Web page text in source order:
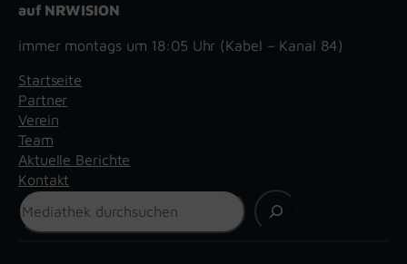
auf NRWISION
immer montags um 18:05 Uhr (Kabel – Kanal 84)
Startseite
Partner
Verein
Team
Aktuelle Berichte
Kontakt
Suchen